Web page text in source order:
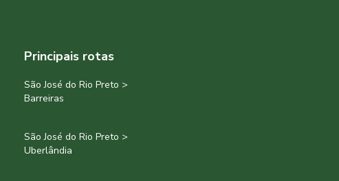
Principais rotas
São José do Rio Preto >
Barreiras
São José do Rio Preto >
Uberlândia